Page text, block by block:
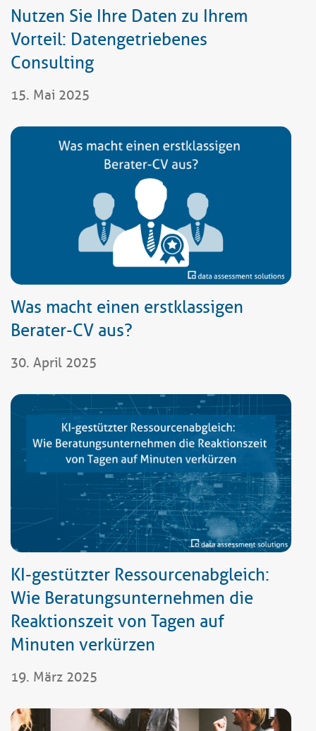
Nutzen Sie Ihre Daten zu Ihrem
Vorteil: Datengetriebenes
Consulting
15. Mai 2025
Was macht einen erstklassigen
Berater-CV aus?
30. April 2025
KI-gestützter Ressourcenabgleich:
Wie Beratungsunternehmen die
Reaktionszeit von Tagen auf
Minuten verkürzen
19. März 2025